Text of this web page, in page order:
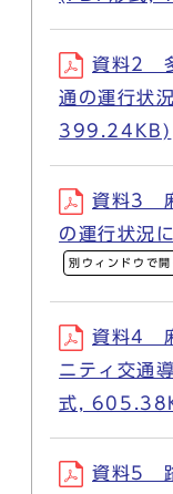
資料2
通の運行状
399.24KB)
資料3
の運行状況
別ウィンドウで開
資料4
ニティ交通
式,
資料5